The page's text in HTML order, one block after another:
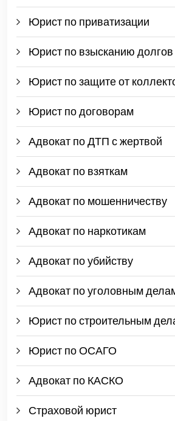
Юрист по приватизации
Юрист по взысканию долгов
Юрист по защите от
Юрист по договорам
Адвокат по ДТП с жертвой
Адвокат по взяткам
Адвокат по мошенничеству
Адвокат по наркотикам
Адвокат по убийству
Адвокат по уголовным
Юрист по строительным
Юрист по ОСАГО
Адвокат по КАСКО
Страховой юрист